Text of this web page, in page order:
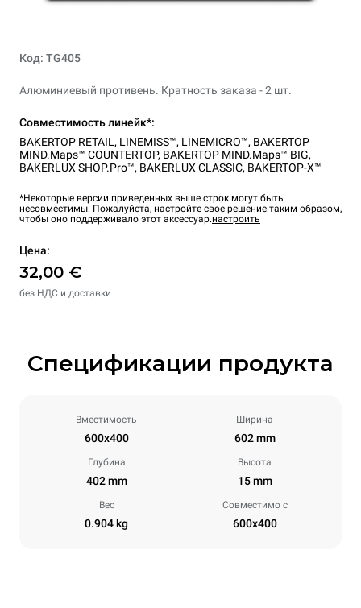
Код: TG405
Алюминиевый противень. Кратность заказа - 2 шт.
Совместимость линейк*:
BAKERTOP RETAIL , LINEMISS™, LINEMICRO™, BAKERTOP
MIND.Maps™ COUNTERTOP, BAKERTOP MIND.Maps™ BIG,
BAKERLUX SHOP.Pro™, BAKERLUX CLASSIC, BAKERTOP-X™
*Некоторые версии приведенных выше строк могут быть
несовместимы. Пожалуйста, настройте свое решение таким образом,
чтобы оно поддерживало этот аксессуар.настроить
Цена:
32,00 €
без НДС и доставки
Спецификации продукта
Вместимость
600x400
Ширина
602 mm
Глубина
402 mm
Высота
15 mm
Вес
0.904 kg
Совместимо с
600x400